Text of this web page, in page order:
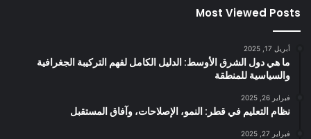
Most Viewed Posts
أبريل 17, 2025
ما هي دول الشرق الأوسط: الدليل الكامل لفهم التركيبة الجغرافية
والسياسية للمنطقة
فبراير 26, 2025
نظام التعليم في قطر: النمو، الإصلاحات، وآفاق المستقبل
فبراير 27, 2025